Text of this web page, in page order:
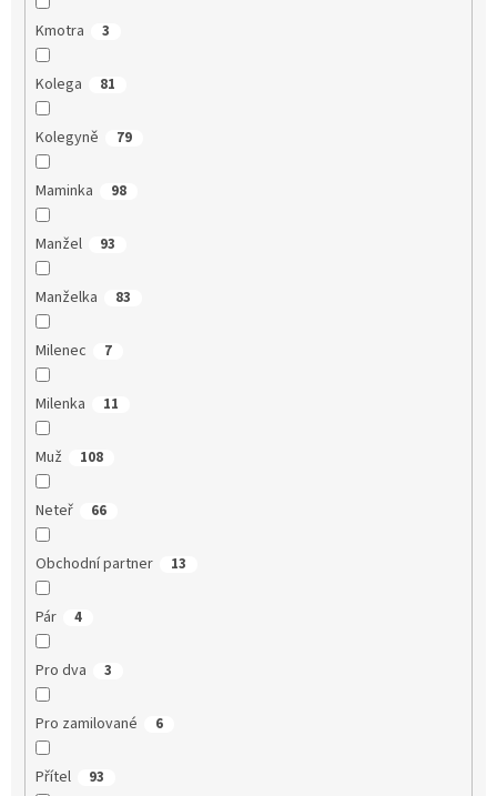
Kmotra 3
Kolega 81
Kolegyně 79
Maminka 98
Manžel 93
Manželka 83
Milenec 7
Milenka 11
Muž 108
Neteř 66
Obchodní partner 13
Pár 4
Pro dva 3
Pro zamilované 6
Přítel 93